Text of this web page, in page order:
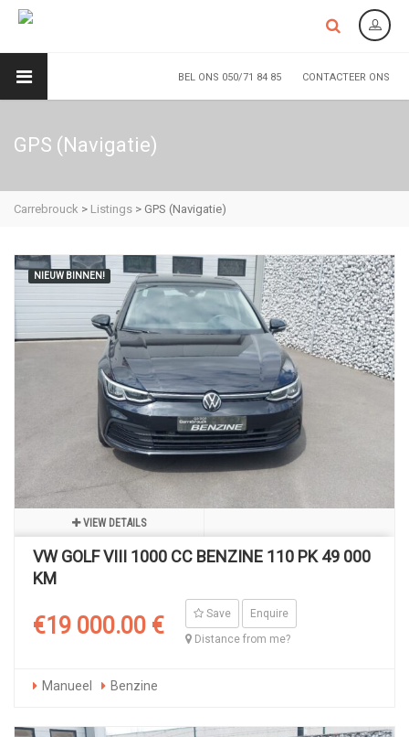
BEL ONS 050/71 84 85 CONTACTEER ONS
GPS (Navigatie)
Carrebrouck > Listings > GPS (Navigatie)
NIEUW BINNEN!
VIEW DETAILS
VW GOLF VIII 1000 CC BENZINE 110 PK 49 000
KM
€19 000.00 € Save
Enquire
Distance from me?
Manueel Benzine